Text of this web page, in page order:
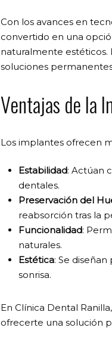
Con los avances en
convertido en una
naturalmente
soluciones
Ventajas de la
Los implantes ofrecen
Estabilidad: Actúan
dentales.
Preservación del
reabsorción tras la
Funcionalidad:
naturales.
Estética: Se
sonrisa.
En Clínica Dental
ofrecerte una solución